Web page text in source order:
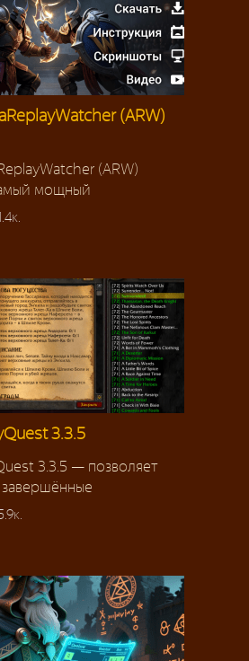
(ARW)
(ARW)
мощный
3.3.5
3.3.5 — позволяет